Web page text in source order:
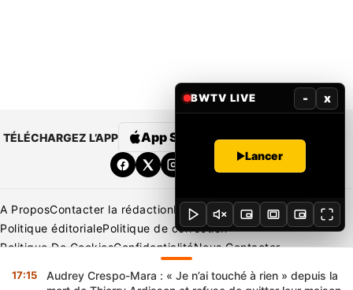
TÉLÉCHARGEZ L’APP App Store Google Play
A ProposContacter la rédactionRédaction Mentions légales
Politique éditorialePolitique de correction
Politique De CookiesConfidentialitéNous Contacter
Copyright © 2026 BENIN WEB TV | Tous Droits Réservés
17:15
Audrey Crespo-Mara : « Je n’ai touché à rien » depuis la
BWTV LIVE - x
Lancer